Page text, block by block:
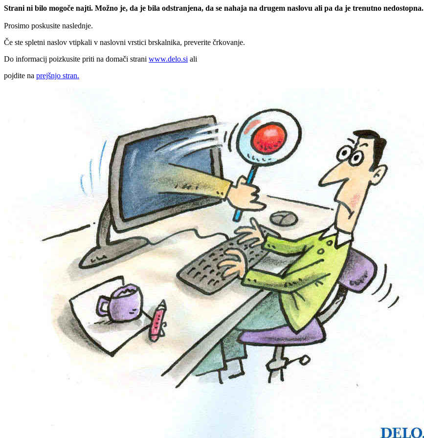
Strani ni bilo mogoče najti. Možno je, da je bila odstranjena, da se nahaja na drugem naslovu ali pa da je trenutno nedostopna.
Prosimo poskusite naslednje.
Če ste spletni naslov vtipkali v naslovni vrstici brskalnika, preverite črkovanje.
Do informacij poizkusite priti na domači strani www.delo.si ali
pojdite na prejšnjo stran.